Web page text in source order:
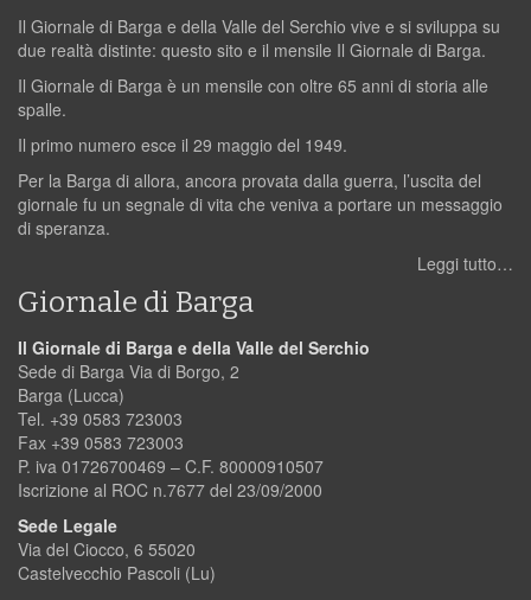
Il Giornale di Barga e della Valle del Serchio vive e si sviluppa su
due realtà distinte: questo sito e il mensile Il Giornale di Barga.
Il Giornale di Barga è un mensile con oltre 65 anni di storia alle
spalle.
Il primo numero esce il 29 maggio del 1949.
Per la Barga di allora, ancora provata dalla guerra, l’uscita del
giornale fu un segnale di vita che veniva a portare un messaggio
di speranza.
Leggi tutto…
Giornale di Barga
Il Giornale di Barga e della Valle del Serchio
Sede di Barga Via di Borgo, 2
Barga (Lucca)
Tel. +39 0583 723003
Fax +39 0583 723003
P. iva 01726700469 – C.F. 80000910507
Iscrizione al ROC n.7677 del 23/09/2000
Sede Legale
Via del Ciocco, 6 55020
Castelvecchio Pascoli (Lu)